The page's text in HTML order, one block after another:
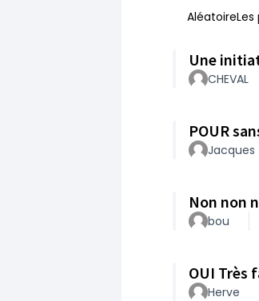
Aléatoire
Une
CHEVAL
POUR
Jacques
bou
OUI Très
Herve